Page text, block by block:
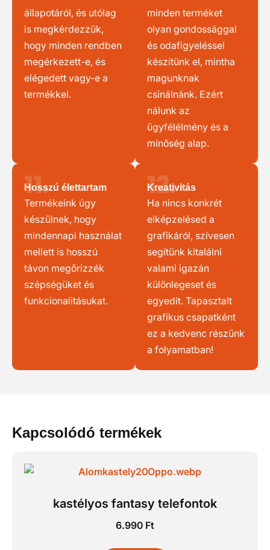
állapotáról, és utólag
is megkérdezzük,
hogy minden rendben
megérkezett-e, és
elégedett vagy-e a
termékkel.
minden terméket
olyan gondossággal
és odafigyeléssel
készítünk el, mintha
magunknak
csinálnánk. Ezért
nálunk az
ügyfélélmény és a
minőség alap.
11.
Hosszú élettartam
Termékeink úgy
készülnek, hogy
mindennapi használat
mellett is hosszú
távon megőrizzék
szépségüket és
funkcionalitásukat.
12.
Kreativitás
Ha nincs konkrét
elképzelésed a
grafikáról, szívesen
segítünk kitalálni
valami igazán
különlegeset és
egyedit. Tapasztalt
grafikus csapatként
ez a kedvenc részünk
a folyamatban!
Kapcsolódó termékek
kastélyos fantasy telefontok
6.990 Ft